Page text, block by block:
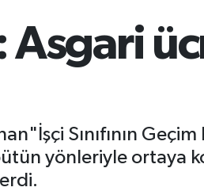
Asgari
Sınıfının
yönleriyle ortaya